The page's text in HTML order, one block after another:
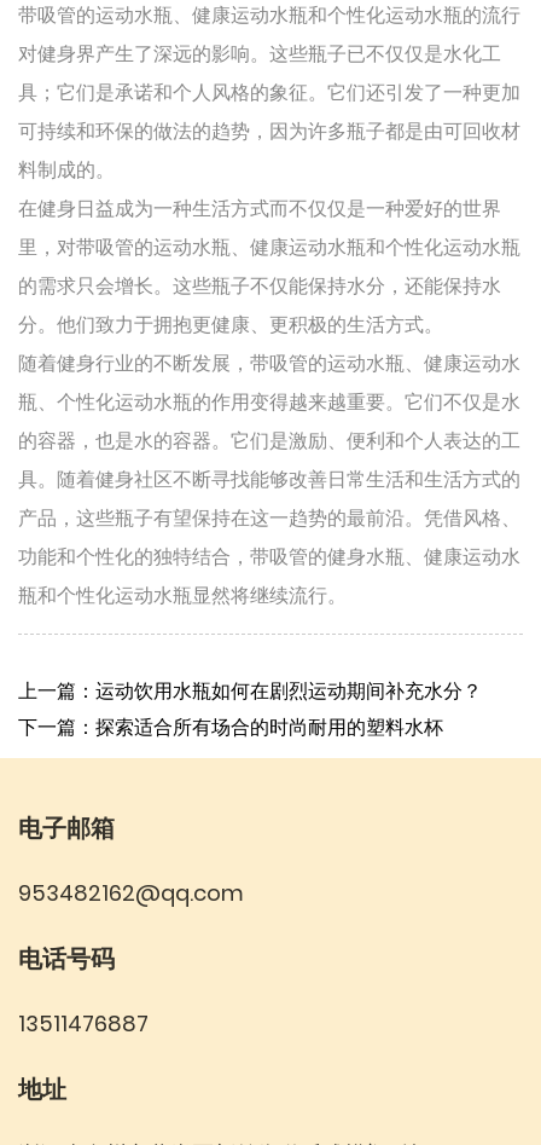
带吸管的运动水瓶、健康运动水瓶和个性化运动水瓶的流行
对健身界产生了深远的影响。这些瓶子已不仅仅是水化工
具；它们是承诺和个人风格的象征。它们还引发了一种更加
可持续和环保的做法的趋势，因为许多瓶子都是由可回收材
料制成的。
在健身日益成为一种生活方式而不仅仅是一种爱好的世界
里，对带吸管的运动水瓶、健康运动水瓶和个性化运动水瓶
的需求只会增长。这些瓶子不仅能保持水分，还能保持水
分。他们致力于拥抱更健康、更积极的生活方式。
随着健身行业的不断发展，带吸管的运动水瓶、健康运动水
瓶、个性化运动水瓶的作用变得越来越重要。它们不仅是水
的容器，也是水的容器。它们是激励、便利和个人表达的工
具。随着健身社区不断寻找能够改善日常生活和生活方式的
产品，这些瓶子有望保持在这一趋势的最前沿。凭借风格、
功能和个性化的独特结合，带吸管的健身水瓶、健康运动水
瓶和个性化运动水瓶显然将继续流行。
上一篇：运动饮用水瓶如何在剧烈运动期间补充水分？
下一篇：探索适合所有场合的时尚耐用的塑料水杯
电子邮箱
953482162@qq.com
电话号码
13511476887
地址